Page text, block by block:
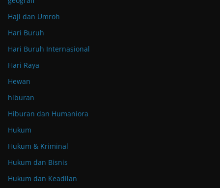
Haji dan Umroh
Hari Buruh
Hari Buruh Internasional
Hari Raya
Hewan
hiburan
Hiburan dan Humaniora
Hukum
Hukum & Kriminal
Hukum dan Bisnis
Hukum dan Keadilan